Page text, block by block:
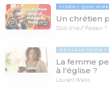
17:21
VIDÉO QUOI
Un chrétien
Quoi d'neuf Pasteur ?
MESSAGE TEXTE
La femme
à l'église ?
Laurent Weiss